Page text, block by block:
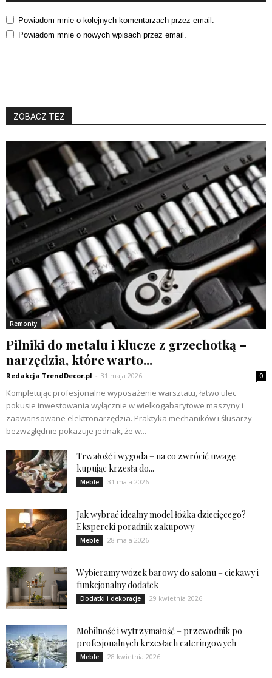
Powiadom mnie o kolejnych komentarzach przez email.
Powiadom mnie o nowych wpisach przez email.
ZOBACZ TEŻ
Remonty
Pilniki do metalu i klucze z grzechotką –
narzędzia, które warto...
Redakcja TrendDecor.pl - 31 maja 2026 0
Kompletując profesjonalne wyposażenie warsztatu, łatwo ulec
pokusie inwestowania wyłącznie w wielkogabarytowe maszyny i
zaawansowane elektronarzędzia. Praktyka mechaników i ślusarzy
bezwzględnie pokazuje jednak, że w...
Trwałość i wygoda – na co zwrócić uwagę
kupując krzesła do...
Meble 31 maja 2026
Jak wybrać idealny model łóżka dziecięcego?
Ekspercki poradnik zakupowy
Meble 28 maja 2026
Wybieramy wózek barowy do salonu – ciekawy i
funkcjonalny dodatek
Dodatki i dekoracje 29 kwietnia 2026
Mobilność i wytrzymałość – przewodnik po
profesjonalnych krzesłach cateringowych
Meble 28 kwietnia 2026